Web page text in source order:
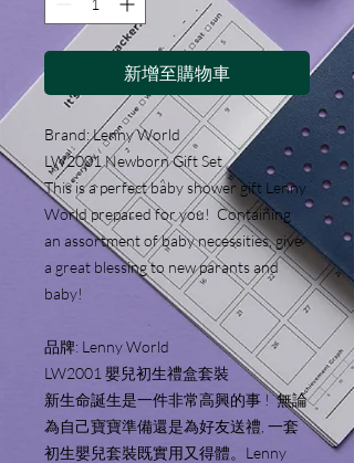
新增至購物車
Brand: Lenny World
LW2001 Newborn Gift Set
This is a perfect baby shower gift Lenny
World prepared for you! Containing
an assortment of baby necessities, give
a great blessing to new parants and
baby!
品牌: Lenny World
LW2001 嬰兒初生禮盒套裝
新生命誕生是一件非常高興的事 ! 無論
為自己寶寶準備還是為好友送禮, 一套
初生嬰兒套裝既實用又得體。Lenny